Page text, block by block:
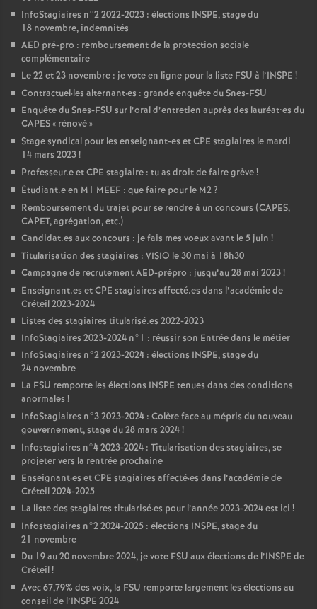
InfoStagiaires n°2 2022-2023 : élections INSPE, stage du
18 novembre, indemnités
AED pré-pro : remboursement de la protection sociale
complémentaire
Le 22 et 23 novembre : je vote en ligne pour la liste FSU à l’INSPE !
Contractuel·les alternant·es : grande enquête du Snes-FSU
Enquête du Snes-FSU sur l’oral d’entretien auprès des lauréat•es du
CAPES« rénové»
Stage syndical pour les enseignant-es etCPE stagiaires le mardi
14 mars 2023!
Professeur.e etCPE stagiaire : tu as droit de faire grève!
Étudiant.e en M1 MEEF : que faire pour le M2?
Remboursement du trajet pour se rendre à un concours (CAPES,
CAPET, agrégation, etc.)
Candidat.es aux concours : je fais mes voeux avant le 5 juin !
Titularisation des stagiaires : VISIO le 30 mai à 18h30
Campagne de recrutementAED-prépro : jusqu’au 28 mai 2023!
Enseignant.es etCPE stagiaires affecté.es dans l’académie de
Créteil 2023-2024
Listes des stagiaires titularisé.es 2022-2023
InfoStagiaires 2023-2024 n°1 : réussir son Entrée dans le métier
InfoStagiaires n°2 2023-2024 : élections INSPE, stage du
24 novembre
La FSU remporte les élections INSPE tenues dans des conditions
anormales !
InfoStagiaires n°3 2023-2024 : Colère face au mépris du nouveau
gouvernement, stage du 28 mars 2024!
Infostagiaires n°4 2023-2024 : Titularisation des stagiaires, se
projeter vers la rentrée prochaine
Enseignant·es etCPE stagiaires affecté·es dans l’académie de
Créteil 2024-2025
La liste des stagiaires titularisé·es pour l’année 2023-2024 est ici !
Infostagiaires n°2 2024-2025 : élections INSPE, stage du
21 novembre
Du 19 au 20 novembre 2024, je vote FSU aux élections de l’INSPE de
Créteil!
Avec 67,79% des voix, la FSU remporte largement les élections au
conseil de l’INSPE 2024